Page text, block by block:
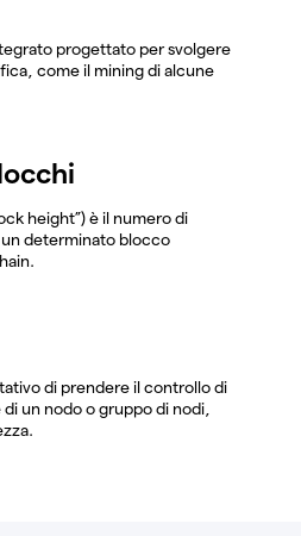
progettato per svolgere
come il mining di alcune
height”) è il numero di
determinato blocco
di prendere il controllo di
un nodo o gruppo di nodi,